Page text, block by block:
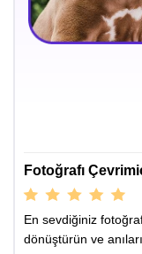
Fotoğrafı
En sevdiğiniz
dönüştürün ve